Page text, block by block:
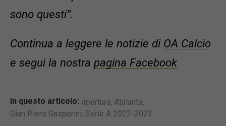
sono questi”.
Continua a leggere le notizie di OA Calcio
e segui la nostra pagina Facebook
In questo articolo: apertura, Atalanta,
Gian Piero Gasperini, Serie A 2022-2023